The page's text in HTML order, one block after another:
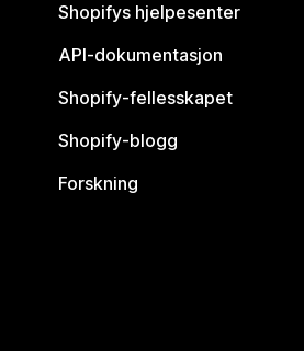
Shopifys hjelpesenter
API-dokumentasjon
Shopify-fellesskapet
Shopify-blogg
Forskning